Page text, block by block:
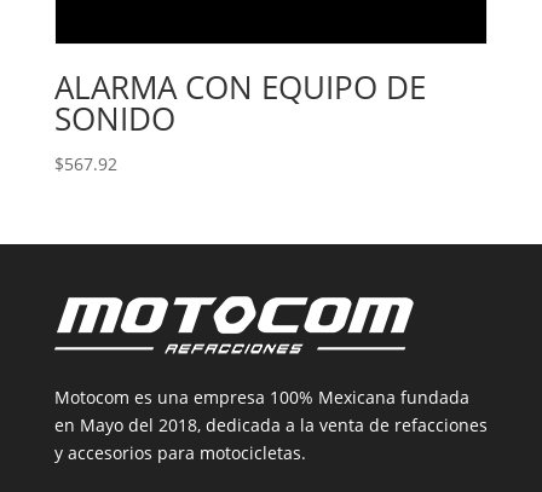
ALARMA CON EQUIPO DE
SONIDO
$567.92
Motocom es una empresa 100% Mexicana fundada
en Mayo del 2018, dedicada a la venta de refacciones
y accesorios para motocicletas.